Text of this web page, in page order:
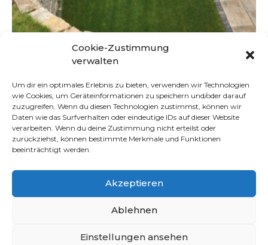
Cookie-Zustimmung
verwalten
Um dir ein optimales Erlebnis zu bieten, verwenden wir Technologien
wie Cookies, um Geräteinformationen zu speichern und/oder darauf
zuzugreifen. Wenn du diesen Technologien zustimmst, können wir
Daten wie das Surfverhalten oder eindeutige IDs auf dieser Website
verarbeiten. Wenn du deine Zustimmung nicht erteilst oder
zurückziehst, können bestimmte Merkmale und Funktionen
beeinträchtigt werden.
Akzeptieren
Ablehnen
Einstellungen ansehen
NÜTZLICHE LINKS
Startseite